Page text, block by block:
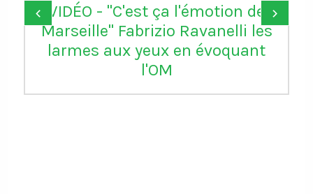
VIDÉO - "C'est ça l'émotion de
Marseille" Fabrizio Ravanelli les
larmes aux yeux en évoquant
l'OM
‹ ›